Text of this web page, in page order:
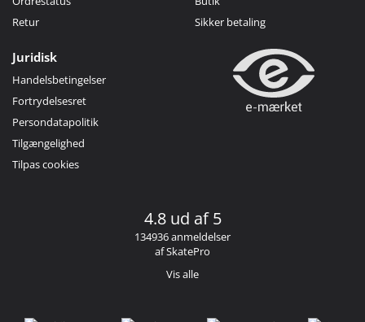
Retur
Sikker betaling
Juridisk
Handelsbetingelser
Fortrydelsesret
Persondatapolitik
Tilgængelighed
Tilpas cookies
4.8 ud af 5
134936 anmeldelser
af SkatePro
Vis alle